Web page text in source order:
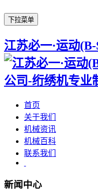
下拉菜单
江苏必一·运动
首页
关于我们
机械资讯
机械百科
联系我们
新闻中心